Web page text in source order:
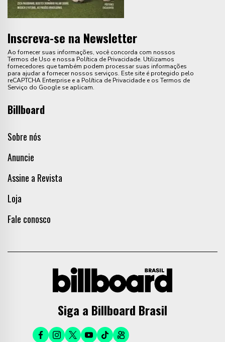
Inscreva-se na Newsletter
Ao fornecer suas informações, você concorda com nossos
Termos de Uso e nossa Política de Privacidade. Utilizamos
fornecedores que também podem processar suas informações
para ajudar a fornecer nossos serviços. Este site é protegido pelo
reCAPTCHA Enterprise e a Política de Privacidade e os Termos de
Serviço do Google se aplicam.
Billboard
Sobre nós
Anuncie
Assine a Revista
Loja
Fale conosco
Siga a Billboard Brasil